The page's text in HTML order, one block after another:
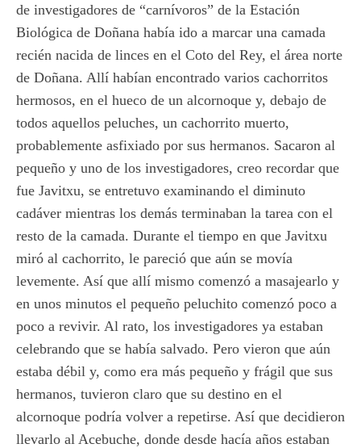
de investigadores de “carnívoros” de la Estación
Biológica de Doñana había ido a marcar una camada
recién nacida de linces en el Coto del Rey, el área norte
de Doñana. Allí habían encontrado varios cachorritos
hermosos, en el hueco de un alcornoque y, debajo de
todos aquellos peluches, un cachorrito muerto,
probablemente asfixiado por sus hermanos. Sacaron al
pequeño y uno de los investigadores, creo recordar que
fue Javitxu, se entretuvo examinando el diminuto
cadáver mientras los demás terminaban la tarea con el
resto de la camada. Durante el tiempo en que Javitxu
miró al cachorrito, le pareció que aún se movía
levemente. Así que allí mismo comenzó a masajearlo y
en unos minutos el pequeño peluchito comenzó poco a
poco a revivir. Al rato, los investigadores ya estaban
celebrando que se había salvado. Pero vieron que aún
estaba débil y, como era más pequeño y frágil que sus
hermanos, tuvieron claro que su destino en el
alcornoque podría volver a repetirse. Así que decidieron
llevarlo al Acebuche, donde desde hacía años estaban